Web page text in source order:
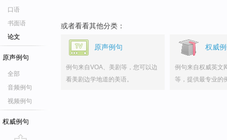
口语
书面语
论文
原声例句
全部
音频例句
视频例句
权威例句
或者看看其他分类：
原声例句
例句来自VOA、美剧等，您可以边
看美剧边学地道的美语。
权威
例句来自权威英文
等，提供最专业的